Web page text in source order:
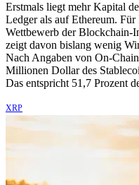
Erstmals liegt mehr Kapital
Ledger als auf Ethereum.
Wettbewerb der Blockchain-
zeigt davon bislang wenig
Nach Angaben von On-
Millionen Dollar des
Das entspricht 51,7 Prozent
XRP